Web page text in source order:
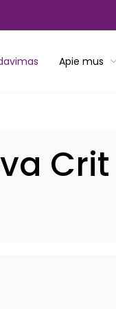
Apie mus
Crit